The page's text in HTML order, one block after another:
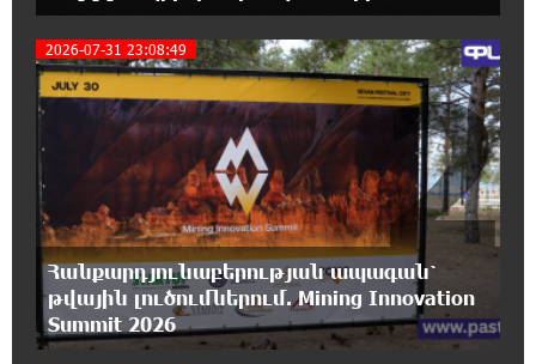
17:06:15 6-08-2026
Սամվել Կարապետյանը «ամբողջ
հայության խայտառակություն» է անվանել
Ամենայն Հայոց Կաթողիկոսի նկատմամբ
դատավարությունը
17:00:30 6-08-2026
Մեր կրոնական զգացմունքների հետ խաղը
ունենալու է հետևանքներ․ Նարեկ
Կարապետյան
16:50:59 6-08-2026
Ռուսաստանի հետ խնդիրները պետք է
2026-07-31 23:08:49
Հանքարդյունաբերության ապագան՝
թվային լուծումներում. Mining Innovation
Summit 2026
2